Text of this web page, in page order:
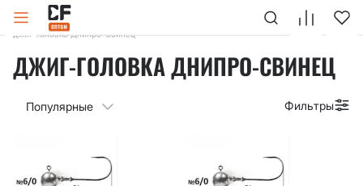
Главная Каталог
Груза Днипро-Свинец
джиг-головка Днипро-Свинец
ДЖИГ-ГОЛОВКА ДНИПРО-СВИНЕЦ
Фильтры
Популярные